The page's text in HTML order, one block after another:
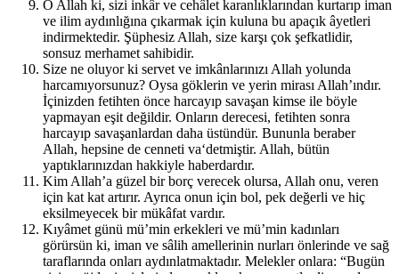
O Allah ki, sizi inkâr ve cehâlet karanlıklarından kurtarıp iman
ve ilim aydınlığına çıkarmak için kuluna bu apaçık âyetleri
indirmektedir. Şüphesiz Allah, size karşı çok şefkatlidir,
sonsuz merhamet sahibidir.
Size ne oluyor ki servet ve imkânlarınızı Allah yolunda
harcamıyorsunuz? Oysa göklerin ve yerin mirası Allah’ındır.
İçinizden fetihten önce harcayıp savaşan kimse ile böyle
yapmayan eşit değildir. Onların derecesi, fetihten sonra
harcayıp savaşanlardan daha üstündür. Bununla beraber
Allah, hepsine de cenneti va‘detmiştir. Allah, bütün
yaptıklarınızdan hakkiyle haberdardır.
Kim Allah’a güzel bir borç verecek olursa, Allah onu, veren
için kat kat artırır. Ayrıca onun için bol, pek değerli ve hiç
eksilmeyecek bir mükâfat vardır.
Kıyâmet günü mü’min erkekleri ve mü’min kadınları
görürsün ki, iman ve sâlih amellerinin nurları önlerinde ve sağ
taraflarında onları aydınlatmaktadır. Melekler onlara: “Bugün